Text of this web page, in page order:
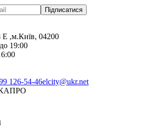
Підписатися
Е ,м.Київ, 04200
19:00
126-54-46elcity@ukr.net